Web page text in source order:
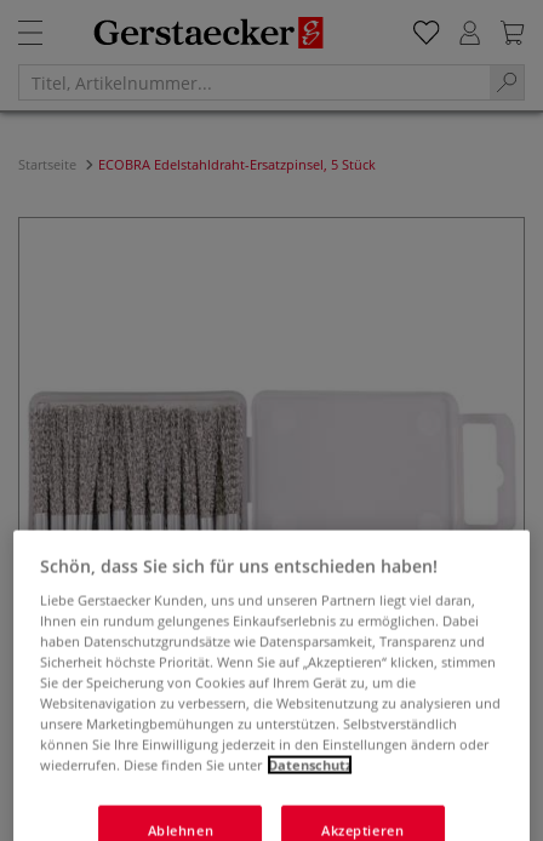
Startseite ECOBRA Edelstahldraht-Ersatzpinsel, 5 Stück
ECOBRA Edelstahldraht-
Ersatzpinsel, 5 Stück
Schön, dass Sie sich für uns entschieden haben!
Liebe Gerstaecker Kunden, uns und unseren Partnern liegt viel daran,
Ihnen ein rundum gelungenes Einkaufserlebnis zu ermöglichen. Dabei
haben Datenschutzgrundsätze wie Datensparsamkeit, Transparenz und
Sicherheit höchste Priorität. Wenn Sie auf „Akzeptieren“ klicken, stimmen
Sie der Speicherung von Cookies auf Ihrem Gerät zu, um die
Websitenavigation zu verbessern, die Websitenutzung zu analysieren und
unsere Marketingbemühungen zu unterstützen. Selbstverständlich
können Sie Ihre Einwilligung jederzeit in den Einstellungen ändern oder
wiederrufen. Diese finden Sie unter Datenschutz
Ablehnen Akzeptieren